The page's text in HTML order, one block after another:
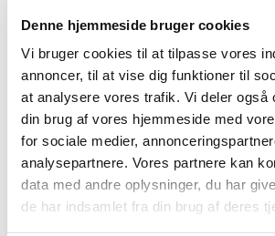
Denne hjemmeside bruger cookies
Vi bruger cookies til at tilpasse vores
annoncer, til at vise dig funktioner til
at analysere vores trafik. Vi deler også
din brug af vores hjemmeside med
for sociale medier,
analysepartnere. Vores partnere kan
data med andre oplysninger, du har
de har indsamlet fra din brug af deres
Navngivning